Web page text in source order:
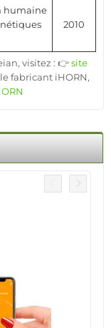
humaine
2010
visitez : 👉site
fabricant iHORN,